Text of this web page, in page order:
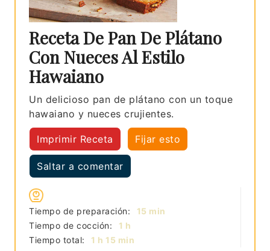
Receta De Pan De Plátano
Con Nueces Al Estilo
Hawaiano
Un delicioso pan de plátano con un toque
hawaiano y nueces crujientes.
Imprimir Receta Fijar esto
Saltar a comentar
Tiempo de preparación: 15 minutos
min
Tiempo de cocción:
1 hora
h
Tiempo total:
1 hora
h 15 minutos
min